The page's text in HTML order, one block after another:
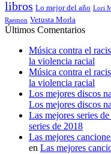
libros Lo mejor del año Lori
Raemon Vetusta Morla
Últimos Comentarios
Música contra el
la violencia racial
Música contra el
la violencia racial
Los mejores discos
Los mejores discos
Las mejores series
series de 2018
Las mejores
en Las mejores